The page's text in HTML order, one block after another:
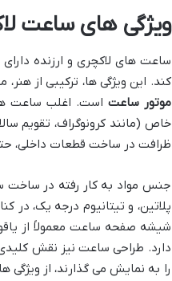
ویژگی های ساعت
ساعت های لاکچری و ارزنده
کند. این ویژگی ها، ترکیبی از
موتور ساعت است. اغلب ساعت
خاص (مانند کرونوگراف، تقویم
ظرافت در ساخت قطعات داخلی،
جنس مواد به کار رفته در ساخت
پلاتین، و تیتانیوم درجه یک، در
دارد. طراحی ساعت نیز نقش
را به نمایش می گذارند، از